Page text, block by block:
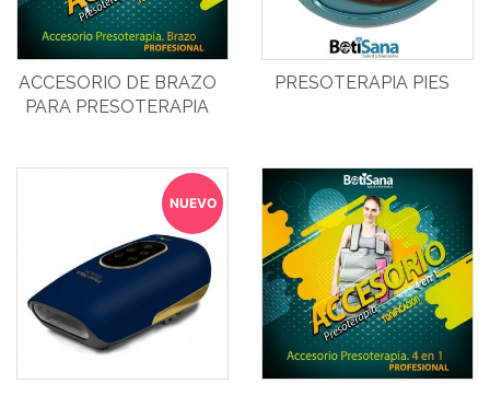
ACCESORIO DE BRAZO
PARA PRESOTERAPIA
PRESOTERAPIA PIES
NUEVO